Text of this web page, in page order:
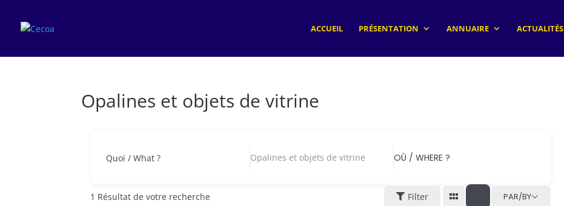
ACCUEIL PRÉSENTATION ANNUAIRE ACTUALITÉS
Opalines et objets de vitrine
Quoi / What ? Opalines et objets de vitrine OÙ / WHERE ?
1 Résultat de votre recherche Filter PAR/BY